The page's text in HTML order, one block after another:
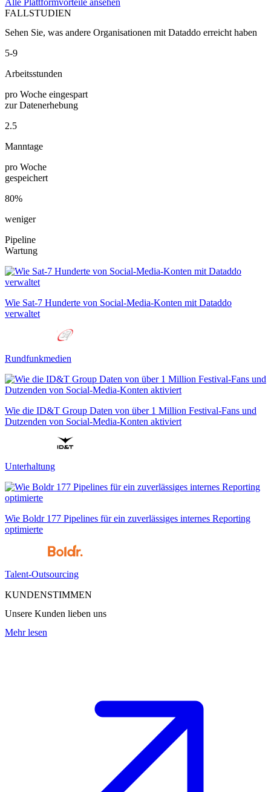
Alle Plattformvorteile ansehen
FALLSTUDIEN
Sehen Sie, was andere Organisationen mit Dataddo erreicht haben
5-9
Arbeitsstunden
pro Woche eingespart
zur Datenerhebung
2.5
Manntage
pro Woche
gespeichert
80%
weniger
Pipeline
Wartung
Wie Sat-7 Hunderte von Social-Media-Konten mit Dataddo
verwaltet
Rundfunkmedien
Wie die ID&T Group Daten von über 1 Million Festival-Fans und
Dutzenden von Social-Media-Konten aktiviert
Unterhaltung
Wie Boldr 177 Pipelines für ein zuverlässiges internes Reporting
optimierte
Talent-Outsourcing
KUNDENSTIMMEN
Unsere Kunden lieben uns
Mehr lesen